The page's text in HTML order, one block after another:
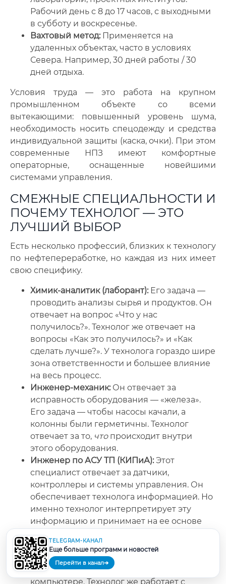
Рабочий день с 8 до 17 часов, с выходными
в субботу и воскресенье.
Вахтовый метод:Применяется на
удаленных объектах, часто в условиях
Севера. Например, 30 дней работы / 30
дней отдыха.
Условия труда — это работа на крупном
промышленном объекте со всеми
вытекающими: повышенный уровень шума,
необходимость носить спецодежду и средства
индивидуальной защиты (каска, очки). При этом
современные НПЗ имеют комфортные
операторные, оснащенные новейшими
системами управления.
СМЕЖНЫЕ СПЕЦИАЛЬНОСТИ И
ПОЧЕМУ ТЕХНОЛОГ — ЭТО
ЛУЧШИЙ ВЫБОР
Есть несколько профессий, близких к технологу
по нефтепереработке, но каждая из них имеет
свою специфику.
Химик-аналитик (лаборант):Его задача —
проводить анализы сырья и продуктов. Он
отвечает на вопрос «Что у нас
получилось?». Технолог же отвечает на
вопросы «Как это получилось?» и «Как
сделать лучше?». У технолога гораздо шире
зона ответственности и большее влияние
на весь процесс.
Инженер-механик:Он отвечает за
исправность оборудования — «железа».
Его задача — чтобы насосы качали, а
колонны были герметичны. Технолог
отвечает за то, чтопроисходит внутри
этого оборудования.
Инженер по АСУ ТП (КИПиА):Этот
специалист отвечает за датчики,
контроллеры и системы управления. Он
обеспечивает технолога информацией. Но
именно технолог интерпретирует эту
информацию и принимает на ее основе
решения.
Инженер-проектировщик: Он создает
чертежи и схемы будущих заводов. Это
работа в офисе, на бумаге или в
компьютере. Технолог же работает с
TELEGRAM-КАНАЛ
Еще больше программ и новостей
Перейти в канал➔